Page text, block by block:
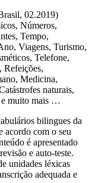
02.2019)
Números,
Tempo,
Viagens, Turismo,
Telefone,
Refeições,
Medicina,
naturais,
e muito mais …
bilingues da
acordo com o seu
é apresentado
e auto-teste.
unidades léxicas
adequada e